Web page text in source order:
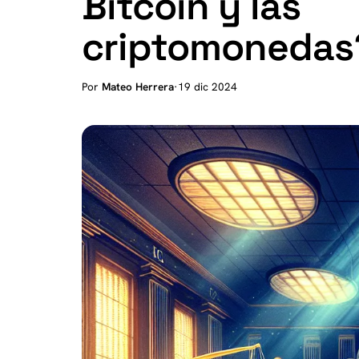
Por Mateo Herrera·19 dic 2024